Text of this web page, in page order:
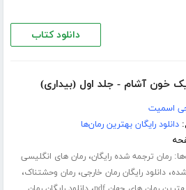
دانلود کتاب
خون آشام - جلد اول (بیداری)
اسمیت
دانلود رایگان بهترین رمان‌ها
رمان ترجمه شده رایگان،رمان های انگلیسی
،دانلود رایگان رمان خارجی،رمان وحشتناک،